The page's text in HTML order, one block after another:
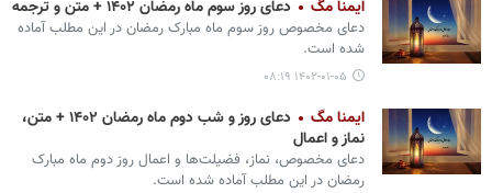
ایمنا مگ دعای روز سوم ماه رمضان ۱۴۰۲ + متن و ترجمه
دعای مخصوص روز سوم ماه مبارک رمضان در این مطلب آماده
شده است.
۱۴۰۲-۰۱-۰۵ ۰۸:۱۹
ایمنا مگ
دعای روز و شب دوم ماه رمضان ۱۴۰۲ + متن،
نماز و اعمال
دعای مخصوص، نماز، فضیلت‌ها و اعمال روز دوم ماه مبارک
رمضان در این مطلب آماده شده است.